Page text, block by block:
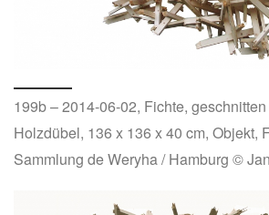
199b – 2014-06-02, Fichte,
Holzdübel, 136 x 136 x 40 cm, Objekt,
Sammlung de Weryha / Hamburg ©